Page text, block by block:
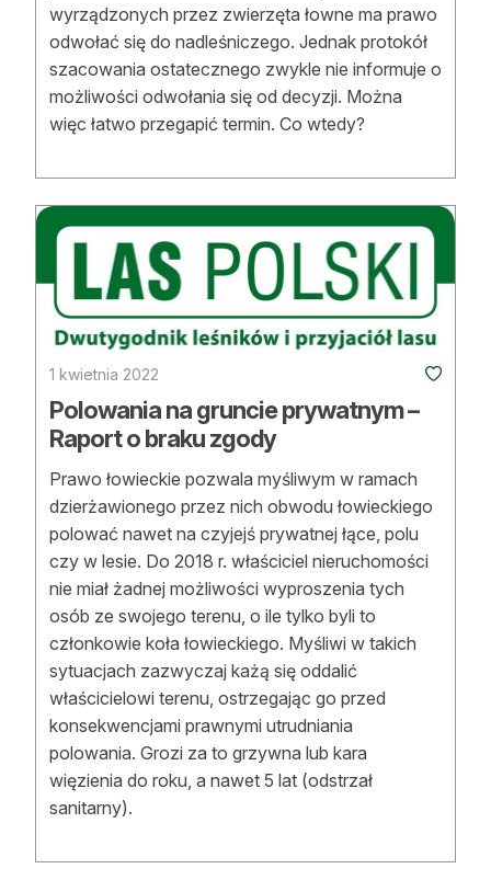
wyrządzonych przez zwierzęta łowne ma prawo
odwołać się do nadleśniczego. Jednak protokół
szacowania ostatecznego zwykle nie informuje o
możliwości odwołania się od decyzji. Można
więc łatwo przegapić termin. Co wtedy?
1 kwietnia 2022
Polowania na gruncie prywatnym –
Raport o braku zgody
Prawo łowieckie pozwala myśliwym w ramach
dzierżawionego przez nich obwodu łowieckiego
polować nawet na czyjejś prywatnej łące, polu
czy w lesie. Do 2018 r. właściciel nieruchomości
nie miał żadnej możliwości wyproszenia tych
osób ze swojego terenu, o ile tylko byli to
członkowie koła łowieckiego. Myśliwi w takich
sytuacjach zazwyczaj każą się oddalić
właścicielowi terenu, ostrzegając go przed
konsekwencjami prawnymi utrudniania
polowania. Grozi za to grzywna lub kara
więzienia do roku, a nawet 5 lat (odstrzał
sanitarny).